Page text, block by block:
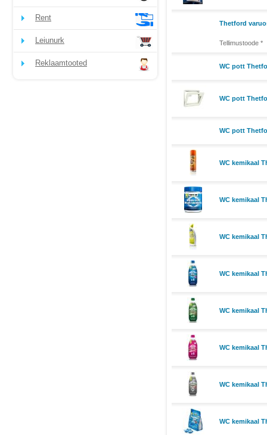
Rent
Leiunurk
Reklaamtooted
Thetford
Tellimustoode *
WC pott
WC pott
WC pott
WC kemikaal
WC kemikaal
WC kemikaal
WC kemikaal
WC kemikaal
WC kemikaal
WC kemikaal
WC kemikaal